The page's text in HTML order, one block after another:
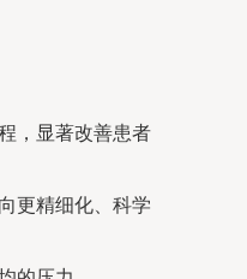
，显著改善患者
更精细化、科学